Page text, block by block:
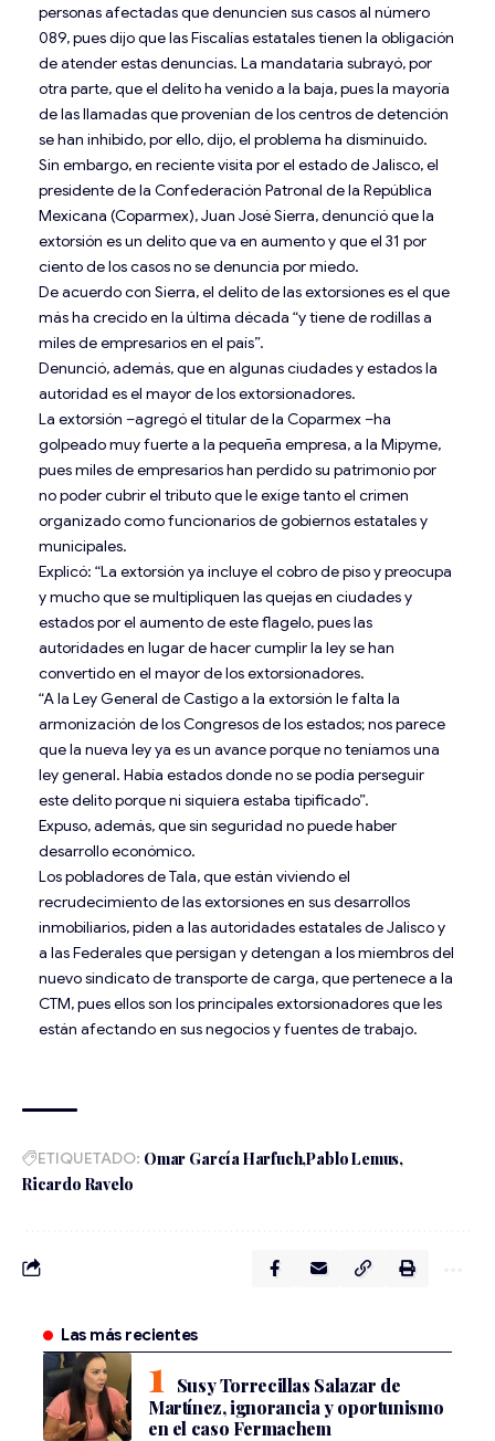
personas afectadas que denuncien sus casos al número
089, pues dijo que las Fiscalías estatales tienen la obligación
de atender estas denuncias. La mandataria subrayó, por
otra parte, que el delito ha venido a la baja, pues la mayoría
de las llamadas que provenían de los centros de detención
se han inhibido, por ello, dijo, el problema ha disminuido.
Sin embargo, en reciente visita por el estado de Jalisco, el
presidente de la Confederación Patronal de la República
Mexicana (Coparmex), Juan José Sierra, denunció que la
extorsión es un delito que va en aumento y que el 31 por
ciento de los casos no se denuncia por miedo.
De acuerdo con Sierra, el delito de las extorsiones es el que
más ha crecido en la última década “y tiene de rodillas a
miles de empresarios en el país”.
Denunció, además, que en algunas ciudades y estados la
autoridad es el mayor de los extorsionadores.
La extorsión –agregó el titular de la Coparmex –ha
golpeado muy fuerte a la pequeña empresa, a la Mipyme,
pues miles de empresarios han perdido su patrimonio por
no poder cubrir el tributo que le exige tanto el crimen
organizado como funcionarios de gobiernos estatales y
municipales.
Explicó: “La extorsión ya incluye el cobro de piso y preocupa
y mucho que se multipliquen las quejas en ciudades y
estados por el aumento de este flagelo, pues las
autoridades en lugar de hacer cumplir la ley se han
convertido en el mayor de los extorsionadores.
“A la Ley General de Castigo a la extorsión le falta la
armonización de los Congresos de los estados; nos parece
que la nueva ley ya es un avance porque no teníamos una
ley general. Había estados donde no se podía perseguir
este delito porque ni siquiera estaba tipificado”.
Expuso, además, que sin seguridad no puede haber
desarrollo económico.
Los pobladores de Tala, que están viviendo el
recrudecimiento de las extorsiones en sus desarrollos
inmobiliarios, piden a las autoridades estatales de Jalisco y
a las Federales que persigan y detengan a los miembros del
nuevo sindicato de transporte de carga, que pertenece a la
CTM, pues ellos son los principales extorsionadores que les
están afectando en sus negocios y fuentes de trabajo.
ETIQUETADO: Omar García Harfuch Pablo Lemus
Ricardo Ravelo
Las más recientes
Susy Torrecillas Salazar de
Martínez, ignorancia y oportunismo
en el caso Fermachem